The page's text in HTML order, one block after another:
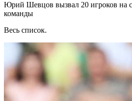
Юрий Шевцов вызвал 20 игроков на
команды
Весь список.